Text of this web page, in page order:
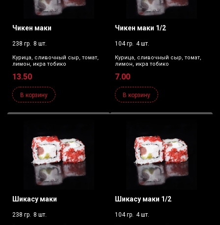
Чикен маки
238 гр. 8 шт.
Курица, сливочный сыр, томат,
лимон, икра тобико
13.50
В корзину
Чикен маки 1/2
104 гр. 4 шт.
Курица, сливочный сыр, томат,
лимон, икра тобико
7.00
В корзину
Шикасу маки
238 гр. 8 шт.
Шикасу маки 1/2
104 гр. 4 шт.